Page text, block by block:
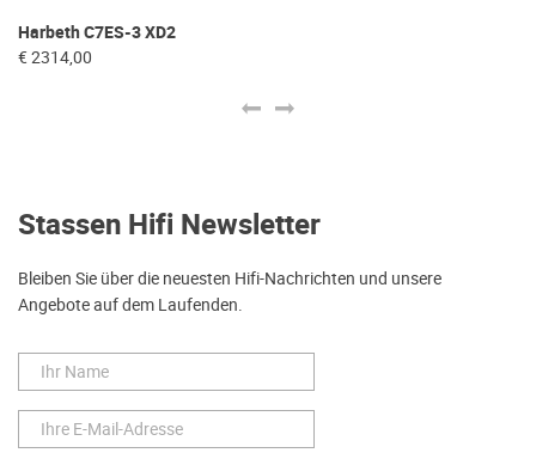
Harbeth C7ES-3 XD2
€ 2314,00
Stassen Hifi Newsletter
Bleiben Sie über die neuesten Hifi-Nachrichten und unsere
Angebote auf dem Laufenden.